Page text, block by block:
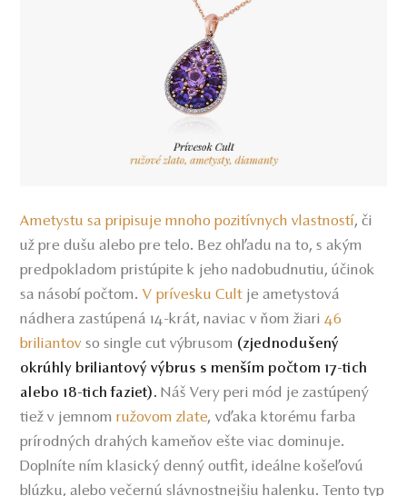
Ametystu sa pripisuje mnoho pozitívnych vlastností,či
už pre dušu alebo pre telo. Bez ohľadu na to, s akým
predpokladom pristúpite k jeho nadobudnutiu, účinok
sa násobí počtom. V prívesku Cult je ametystová
nádhera zastúpená 14-krát, naviac v ňom žiari 46
briliantov so single cut výbrusom (zjednodušený
okrúhly briliantový výbrus s menším počtom 17-tich
alebo 18-tich faziet). Náš Very peri mód je zastúpený
tiež v jemnom ružovom zlate,vďaka ktorému farba
prírodných drahých kameňov ešte viac dominuje.
Doplníte ním klasický denný outfit, ideálne košeľovú
blúzku, alebo večernú slávnostnejšiu halenku. Tento typ